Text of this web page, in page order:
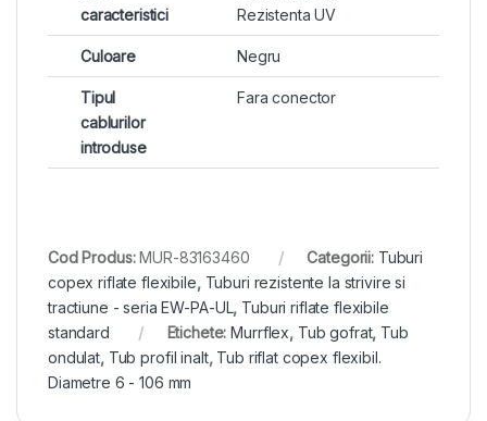
caracteristici
Rezistenta UV
Culoare Negru
Tipul
cablurilor
introduse
Fara conector
Cod Produs:MUR-83163460 Categorii: Tuburi
copex riflate flexibile, Tuburi rezistente la strivire si
tractiune - seria EW-PA-UL, Tuburi riflate flexibile
standard
Etichete:Murrflex, Tub gofrat, Tub
ondulat, Tub profil inalt, Tub riflat copex flexibil.
Diametre 6 - 106 mm